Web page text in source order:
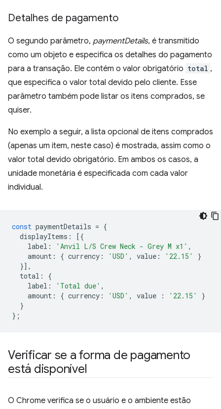
Detalhes de pagamento
O segundo parâmetro, paymentDetails, é transmitido
como um objeto e especifica os detalhes do pagamento
para a transação. Ele contém o valor obrigatório total ,
que especifica o valor total devido pelo cliente. Esse
parâmetro também pode listar os itens comprados, se
quiser.
No exemplo a seguir, a lista opcional de itens comprados
(apenas um item, neste caso) é mostrada, assim como o
valor total devido obrigatório. Em ambos os casos, a
unidade monetária é especificada com cada valor
individual.
const paymentDetails = {
displayItems :
[{
label : 'Anvil L/S Crew Neck - Grey M x1' ,
amount : { currency : 'USD' , value : '22.15'
}
}],
total :
{
label : 'Total due' ,
amount : { currency : 'USD' , value : '22.15'
}
}
};
Verificar se a forma de pagamento
está disponível
O Chrome verifica se o usuário e o ambiente estão